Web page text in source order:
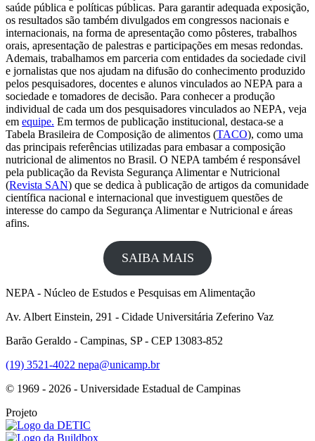
saúde pública e políticas públicas. Para garantir adequada exposição,
os resultados são também divulgados em congressos nacionais e
internacionais, na forma de apresentação como pôsteres, trabalhos
orais, apresentação de palestras e participações em mesas redondas.
Ademais, trabalhamos em parceria com entidades da sociedade civil
e jornalistas que nos ajudam na difusão do conhecimento produzido
pelos pesquisadores, docentes e alunos vinculados ao NEPA para a
sociedade e tomadores de decisão. Para conhecer a produção
individual de cada um dos pesquisadores vinculados ao NEPA, veja
em equipe. Em termos de publicação institucional, destaca-se a
Tabela Brasileira de Composição de alimentos (TACO), como uma
das principais referências utilizadas para embasar a composição
nutricional de alimentos no Brasil. O NEPA também é responsável
pela publicação da Revista Segurança Alimentar e Nutricional
(Revista SAN) que se dedica à publicação de artigos da comunidade
científica nacional e internacional que investiguem questões de
interesse do campo da Segurança Alimentar e Nutricional e áreas
afins.
SAIBA MAIS
NEPA - Núcleo de Estudos e Pesquisas em Alimentação
Av. Albert Einstein, 291 - Cidade Universitária Zeferino Vaz
Barão Geraldo - Campinas, SP - CEP 13083-852
(19) 3521-4022 nepa@unicamp.br
© 1969 - 2026 - Universidade Estadual de Campinas
Projeto